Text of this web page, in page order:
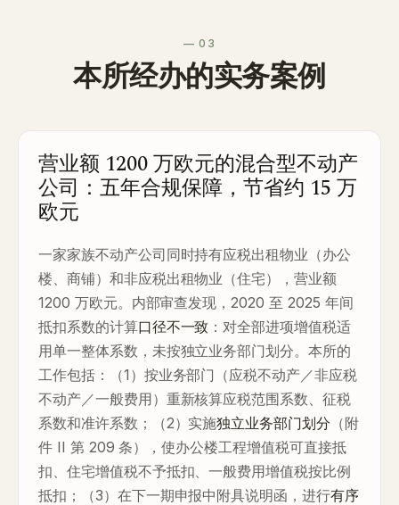
— 03
本所经办的实务案例
营业额 1200 万欧元的混合型不动产
公司：五年合规保障，节省约 15 万
欧元
一家家族不动产公司同时持有应税出租物业（办公
楼、商铺）和非应税出租物业（住宅），营业额
1200 万欧元。内部审查发现，2020 至 2025 年间
抵扣系数的计算口径不一致 ：对全部进项增值税适
用单一整体系数，未按独立业务部门划分。本所的
工作包括：（1）按业务部门（应税不动产／非应税
不动产／一般费用）重新核算应税范围系数、征税
系数和准许系数；（2）实施独立业务部门划分 （附
件 II 第 209 条），使办公楼工程增值税可直接抵
扣、住宅增值税不予抵扣、一般费用增值税按比例
抵扣；（3）在下一期申报中附具说明函，进行有序